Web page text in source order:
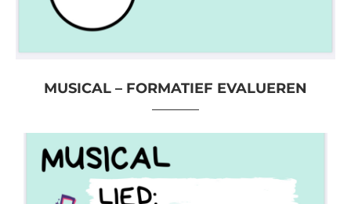
MUSICAL – FORMATIEF EVALUEREN